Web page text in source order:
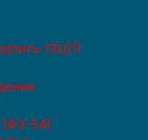
(ЭЦП)
[ФЗ-54]